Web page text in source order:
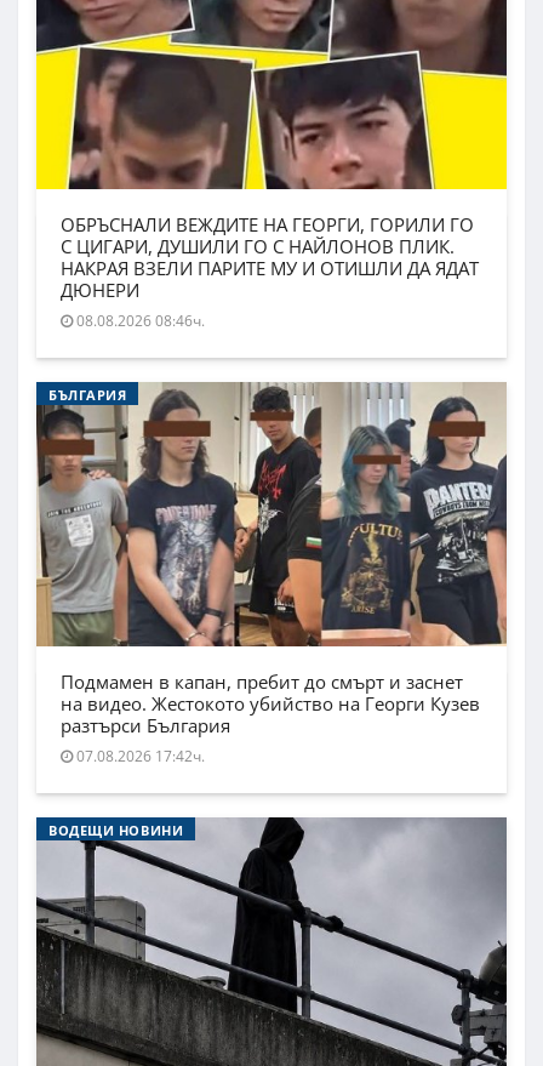
ОБРЪСНАЛИ ВЕЖДИТЕ НА ГЕОРГИ, ГОРИЛИ ГО
С ЦИГАРИ, ДУШИЛИ ГО С НАЙЛОНОВ ПЛИК.
НАКРАЯ ВЗЕЛИ ПАРИТЕ МУ И ОТИШЛИ ДА ЯДАТ
ДЮНЕРИ
08.08.2026 08:46ч.
БЪЛГАРИЯ
Подмамен в капан, пребит до смърт и заснет
на видео. Жестокото убийство на Георги Кузев
разтърси България
07.08.2026 17:42ч.
ВОДЕЩИ НОВИНИ